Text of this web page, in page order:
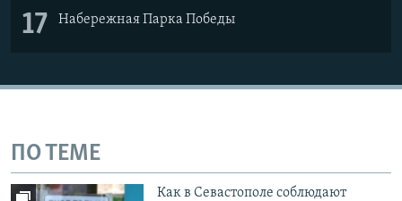
17 Набережная Парка Победы
ПО ТЕМЕ
Как в Севастополе соблюдают